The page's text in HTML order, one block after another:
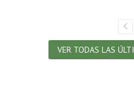
VER TODAS LAS